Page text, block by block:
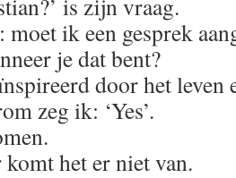
is zijn vraag.
ik een gesprek
je dat bent?
door het leven
zeg ik: ‘Yes’.
het er niet van.